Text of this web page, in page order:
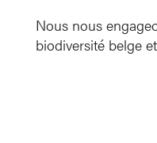
Nous nous
biodiversité belge